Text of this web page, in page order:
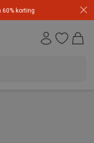
60% korting